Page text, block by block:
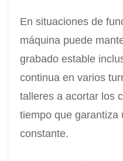
En situaciones de
máquina puede
grabado estable
continua en varios
talleres a acortar los
tiempo que garantiza
constante.